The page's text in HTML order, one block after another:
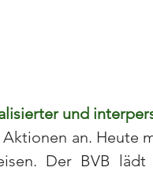
und
an. Heute
Der BVB lädt